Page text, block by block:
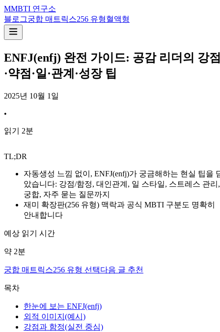
MMBTI 연구소
블로그궁합 매트릭스256 유형혈액형
ENFJ(enfj) 완전 가이드: 공감 리더의 강
·약점·일·관계·성장 팁
2025년 10월 1일
•
읽기 2분
TL;DR
자동생성 느낌 없이, ENFJ(enfj)가 궁금해하는 현실 팁을
았습니다: 강점/함정, 대인관계, 일 스타일, 스트레스 관리,
궁합, 자주 묻는 질문까지
재미 확장판(256 유형) 맥락과 공식 MBTI 구분도 명확히
안내합니다
예상 읽기 시간
약 2분
궁합 매트릭스256 유형 선택다음 글 추천
목차
한눈에 보는 ENFJ(enfj)
외적 이미지(예시)
강점과 함정(실전 중심)